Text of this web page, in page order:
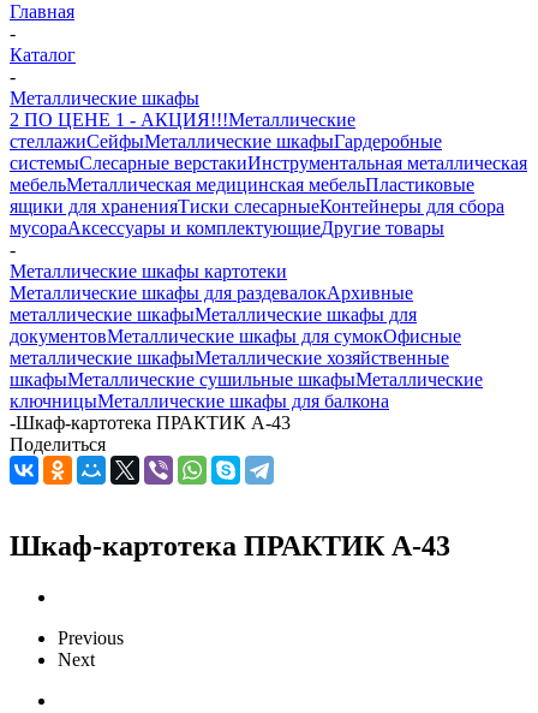
Главная
-
Каталог
-
Металлические шкафы
2 ПО ЦЕНЕ 1 - АКЦИЯ!!!Металлические
стеллажиСейфыМеталлические шкафыГардеробные
системыСлесарные верстакиИнструментальная металлическая
мебельМеталлическая медицинская мебельПластиковые
ящики для храненияТиски слесарныеКонтейнеры для сбора
мусораАксессуары и комплектующиеДругие товары
-
Металлические шкафы картотеки
Металлические шкафы для раздевалокАрхивные
металлические шкафыМеталлические шкафы для
документовМеталлические шкафы для сумокОфисные
металлические шкафыМеталлические хозяйственные
шкафыМеталлические сушильные шкафыМеталлические
ключницыМеталлические шкафы для балкона
-Шкаф-картотека ПРАКТИК A-43
Поделиться
Шкаф-картотека ПРАКТИК A-43
Previous
Next